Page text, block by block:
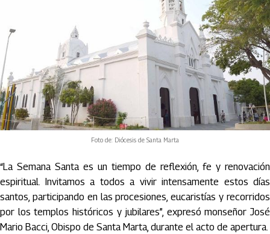
Foto de: Diócesis de Santa Marta
“La Semana Santa es un tiempo de reflexión, fe y renovación
espiritual. Invitamos a todos a vivir intensamente estos días
santos, participando en las procesiones, eucaristías y recorridos
por los templos históricos y jubilares”, expresó monseñor José
Mario Bacci , Obispo de Santa Marta, durante el acto de apertura.